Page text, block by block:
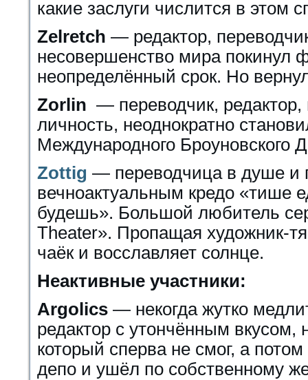
какие заслуги числится в этом
Zelretch — редактор,
несовершенство мира покинул
неопределённый срок. Но
Zorlin — переводчик,
личность, неоднократно
Международного Броуновского
Zottig — переводчица в душе и
вечноактуальным кредо
будешь». Большой любитель
Theater». Пропащая художник-
чаёк и восславляет солнце.
Неактивные участники:
Argolics — некогда жутко
редактор с утончённым
который сперва не смог, а
депо и ушёл по собственному